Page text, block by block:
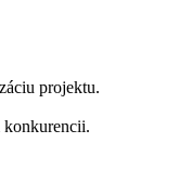
projektu.
konkurencii.